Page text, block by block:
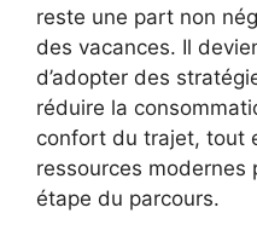
reste une part non
des vacances. Il
d’adopter des
réduire la
confort du trajet, tout
ressources modernes
étape du parcours.